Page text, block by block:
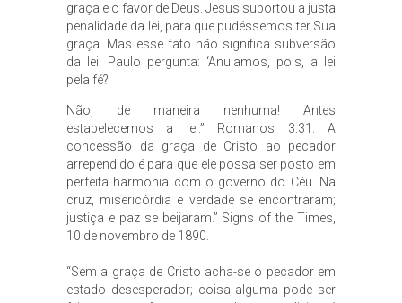
graça e o favor de Deus. Jesus suportou a justa
penalidade da lei, para que pudéssemos ter Sua
graça. Mas esse fato não significa subversão
da lei. Paulo pergunta: ‘Anulamos, pois, a lei
pela fé?
Não, de maneira nenhuma! Antes
estabelecemos a lei.” Romanos 3:31. A
concessão da graça de Cristo ao pecador
arrependido é para que ele possa ser posto em
perfeita harmonia com o governo do Céu. Na
cruz, misericórdia e verdade se encontraram;
justiça e paz se beijaram.” Signs of the Times,
10 de novembro de 1890.
“Sem a graça de Cristo acha-se o pecador em
estado desesperador; coisa alguma pode ser